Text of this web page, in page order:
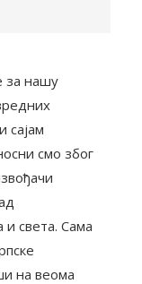
за нашу
сајам
смо због
света. Сама
на веома